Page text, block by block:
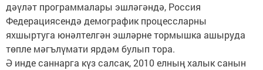
дәүләт программалары эшләгәндә, Россия
Федерациясендә демографик процессларны
яхшыртуга юнәлтелгән эшләрне тормышка ашыруда
төпле мәгълүмати ярдәм булып тора.
Ә инде саннарга күз салсак, 2010 елның халык санын